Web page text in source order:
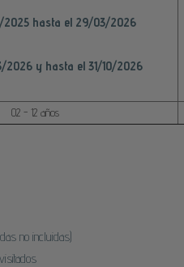
2025 hasta el 29/03/2026
2026 y hasta el 31/10/2026
02 - 12 años
no incluidas)